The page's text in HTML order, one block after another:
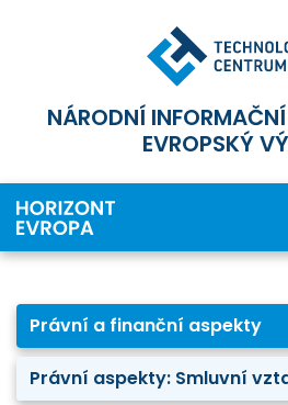
NÁRODNÍ
EVROPSKÝ
Právní a finanční aspekty
Právní aspekty: Smluvní